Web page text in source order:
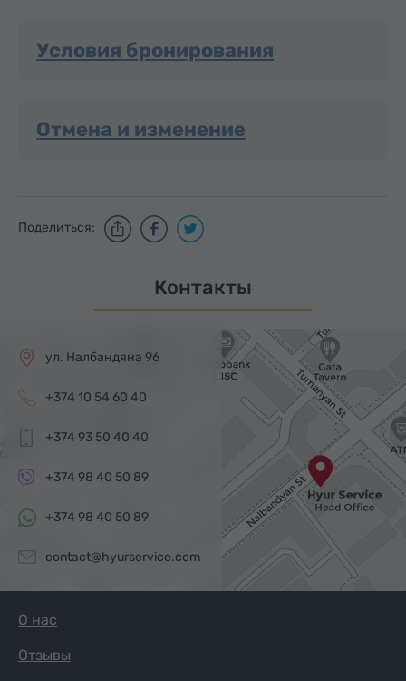
Условия бронирования
Отмена и изменение
Поделиться:
Контакты
ул. Налбандяна 96
+374 10 54 60 40
+374 93 50 40 40
+374 98 40 50 89
+374 98 40 50 89
contact@hyurservice.com
О нас
Отзывы